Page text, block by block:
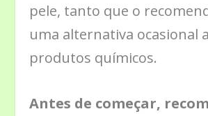
pele, tanto que o
uma alternativa ocasional
produtos químicos.
Antes de começar,